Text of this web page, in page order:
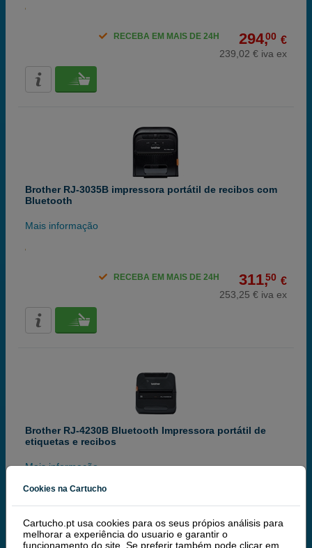
294,00 €
239,02 € iva ex
RECEBA EM MAIS DE 24H
Brother RJ-3035B impressora portátil de recibos com
Bluetooth
Mais informação
311,50 €
253,25 € iva ex
RECEBA EM MAIS DE 24H
Brother RJ-4230B Bluetooth Impressora portátil de
etiquetas e recibos
Mais informação
620, €
504,07 € iva ex
RECEBA EM 48 HORAS
Cookies na Cartucho
Cartucho.pt usa cookies para os seus própios análisis para
melhorar a experiência do usuario e garantir o
funcionamento do site. Se preferir também pode clicar em